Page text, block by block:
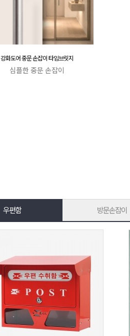
강화도어 중문 손잡이 타임브릿지
심플한 중문 손잡이
우편함 방문손잡이